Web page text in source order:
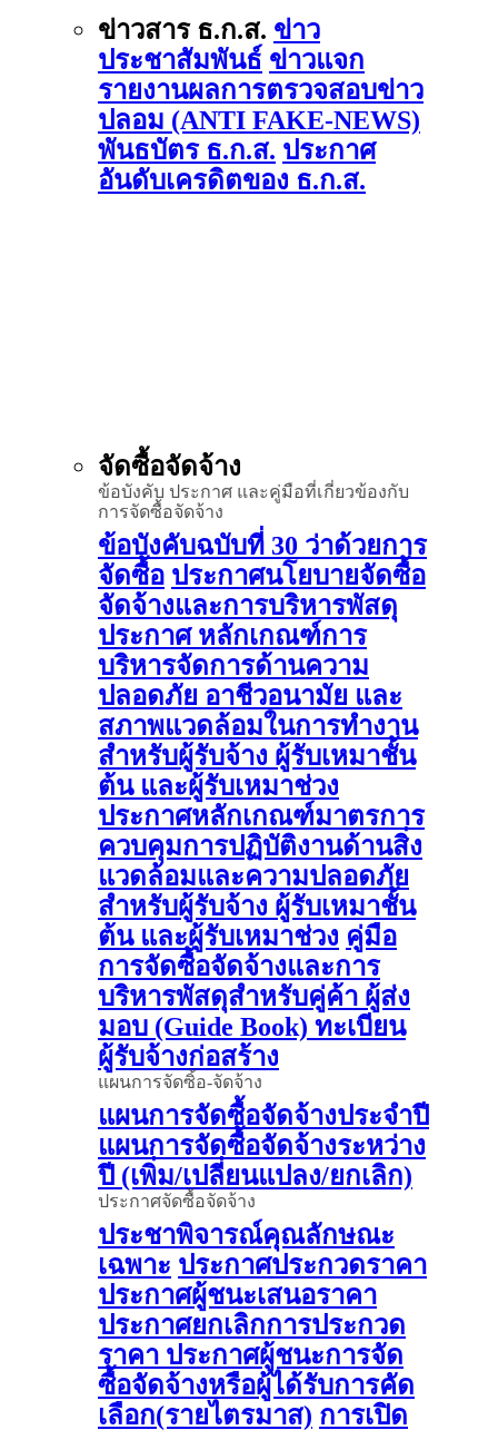
ข่าวสาร ธ.ก.ส. ข่าว
ประชาสัมพันธ์ ข่าวแจก
รายงานผลการตรวจสอบข่าว
ปลอม (ANTI FAKE-NEWS)
พันธบัตร ธ.ก.ส. ประกาศ
อันดับเครดิตของ ธ.ก.ส.
จัดซื้อจัดจ้าง
ข้อบังคับ ประกาศ และคู่มือที่เกี่ยวข้องกับ
การจัดซื้อจัดจ้าง
ข้อบังคับฉบับที่ 30 ว่าด้วยการ
จัดซื้อ ประกาศนโยบายจัดซื้อ
จัดจ้างและการบริหารพัสดุ
ประกาศ หลักเกณฑ์การ
บริหารจัดการด้านความ
ปลอดภัย อาชีวอนามัย และ
สภาพแวดล้อมในการทำงาน
สำหรับผู้รับจ้าง ผู้รับเหมาชั้น
ต้น และผู้รับเหมาช่วง
ประกาศหลักเกณฑ์มาตรการ
ควบคุมการปฏิบัติงานด้านสิ่ง
แวดล้อมและความปลอดภัย
สำหรับผู้รับจ้าง ผู้รับเหมาชั้น
ต้น และผู้รับเหมาช่วง คู่มือ
การจัดซื้อจัดจ้างและการ
บริหารพัสดุสำหรับคู่ค้า ผู้ส่ง
มอบ (Guide Book) ทะเบียน
ผู้รับจ้างก่อสร้าง
แผนการจัดซิ้อ-จัดจ้าง
แผนการจัดซื้อจัดจ้างประจำปี
แผนการจัดซื้อจัดจ้างระหว่าง
ปี (เพิ่ม/เปลี่ยนแปลง/ยกเลิก)
ประกาศจัดซื้อจัดจ้าง
ประชาพิจารณ์คุณลักษณะ
เฉพาะ ประกาศประกวดราคา
ประกาศผู้ชนะเสนอราคา
ประกาศยกเลิกการประกวด
ราคา ประกาศผู้ชนะการจัด
ซื้อจัดจ้างหรือผู้ได้รับการคัด
เลือก(รายไตรมาส) การเปิด